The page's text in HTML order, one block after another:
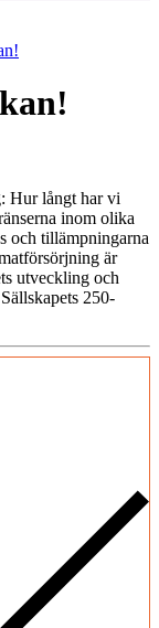
Hur långt har vi
inom olika
och tillämpningarna
är
utveckling och
250-